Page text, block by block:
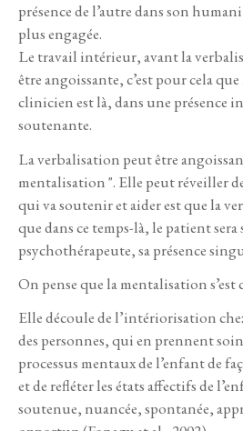
présence de l’autre dans son
plus engagée.
Le travail intérieur, avant la
être angoissante, c’est pour cela
clinicien est là, dans une présence
soutenante.
La verbalisation peut être
mentalisation ". Elle peut réveiller
qui va soutenir et aider est que la
que dans ce temps-là, le patient
psychothérapeute, sa présence
On pense que la mentalisation
Elle découle de l’intériorisation
des personnes, qui en prennent
processus mentaux de l’enfant de
et de refléter les états affectifs de
soutenue, nuancée, spontanée,